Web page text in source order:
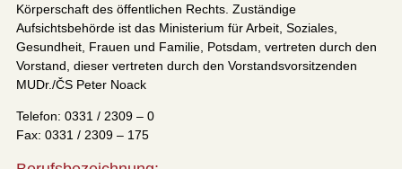
Körperschaft des öffentlichen Rechts. Zuständige
Aufsichtsbehörde ist das Ministerium für Arbeit, Soziales,
Gesundheit, Frauen und Familie, Potsdam, vertreten durch den
Vorstand, dieser vertreten durch den Vorstandsvorsitzenden
MUDr./ČS Peter Noack
Telefon: 0331 / 2309 – 0
Fax: 0331 / 2309 – 175